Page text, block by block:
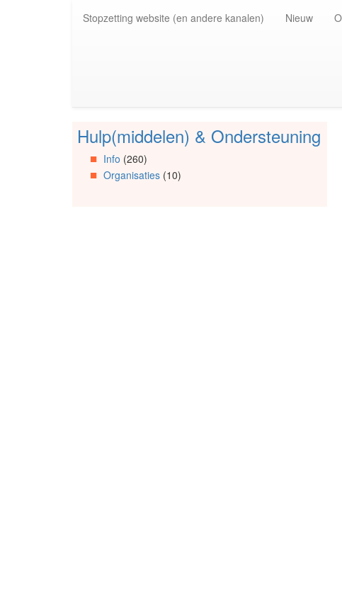
Stopzetting website (en andere kanalen) Nieuw
Spring
Artikels
Spring
Hulp(middelen) & Ondersteuning
Info (260)
Organisaties(10)